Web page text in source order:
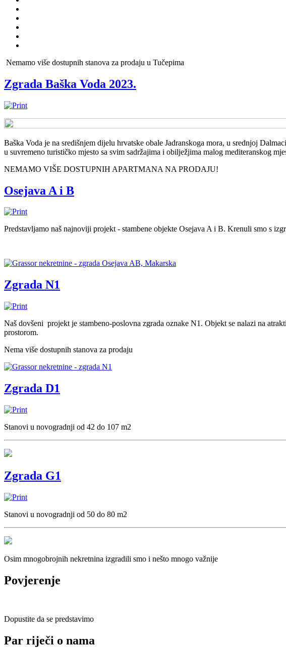
Nemamo više dostupnih stanova za prodaju u Tučepima
Zgrada Baška Voda 2023.
Baška Voda je na središnjem dijelu hrvatske obale Jadranskoga mora, u srednjoj
u suvremeno turističko mjesto sa svim sadržajima i obilježjima malog mediteranskog
NEMAMO VIŠE DOSTUPNIH APARTMANA NA PRODAJU!
Osejava A i B
Predstavljamo naš najnoviji projekt - stambene objekte Osejava A i B. Krenuli smo s
Zgrada N1
Naš dovšeni projekt je stambeno-poslovna zgrada oznake N1. Objekt se nalazi na
prostorom.
Nema više dostupnih stanova za prodaju
Zgrada D1
Stanovi u novogradnji od 42 do 107 m2
Zgrada G1
Stanovi u novogradnji od 50 do 80 m2
Osim mnogobrojnih nekretnina izgradili smo i nešto mnogo važnije
Povjerenje
Dopustite da se predstavimo
Par riječi o nama